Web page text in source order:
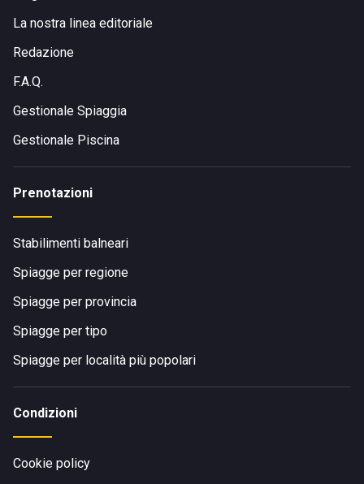
La nostra linea editoriale
Redazione
F.A.Q.
Gestionale Spiaggia
Gestionale Piscina
Prenotazioni
Stabilimenti balneari
Spiagge per regione
Spiagge per provincia
Spiagge per tipo
Spiagge per località più popolari
Condizioni
Cookie policy